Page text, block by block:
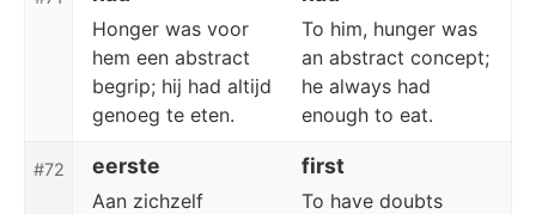
Honger was voor
hem een abstract
begrip; hij had altijd
genoeg te eten.
To him, hunger was
an abstract concept;
he always had
enough to eat.
#72 eerste first
Aan zichzelf
To have doubts